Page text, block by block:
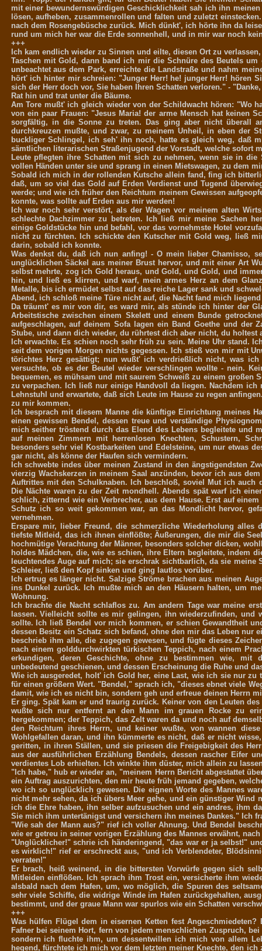
mit einer bewundernswürdigen Geschicklichkeit sah ich ihn
lösen, aufheben, zusammenrollen und falten und zuletzt
nach dem Rosengebüsche zurück. Mich dünkt', ich hörte ihn da
rund um mich her war die Erde sonnenhell, und in mir war noch
+++
Ich kam endlich wieder zu Sinnen und eilte, diesen Ort zu
Taschen mit Gold, dann band ich mir die Schnüre des Beutels
unbeachtet aus dem Park, erreichte die Landstraße und nahm
hört' ich hinter mir schreien: "Junger Herr! he! junger Herr! hören
sich der Herr doch vor, Sie haben Ihren Schatten verloren." -
Rat hin und trat unter die Bäume.
Am Tore mußt' ich gleich wieder von der Schildwacht hören: "Wo
von ein paar Frauen: "Jesus Maria! der arme Mensch hat keinen
sorgfältig, in die Sonne zu treten. Das ging aber nicht überall
durchkreuzen mußte, und zwar, zu meinem Unheil, in eben der
buckliger Schlingel, ich seh' ihn noch, hatte es gleich weg, daß
sämtlichen literarischen Straßenjugend der Vorstadt, welche sofort
Leute pflegten ihre Schatten mit sich zu nehmen, wenn sie in
vollen Händen unter sie und sprang in einen Mietswagen, zu dem
Sobald ich mich in der rollenden Kutsche allein fand, fing ich
daß, um so viel das Gold auf Erden Verdienst und Tugend
werde; und wie ich früher den Reichtum meinem Gewissen
konnte, was sollte auf Erden aus mir werden!
Ich war noch sehr verstört, als der Wagen vor meinem alten
schlechte Dachzimmer zu betreten. Ich ließ mir meine Sachen
einige Goldstücke hin und befahl, vor das vornehmste Hotel
nicht zu fürchten. Ich schickte den Kutscher mit Gold weg, ließ
darin, sobald ich konnte.
Was denkst du, daß ich nun anfing! - O mein lieber Chamisso,
unglücklichen Säckel aus meiner Brust hervor, und mit einer Art
selbst mehrte, zog ich Gold heraus, und Gold, und Gold, und
hin, und ließ es klirren, und warf, mein armes Herz an dem
Metalle, bis ich ermüdet selbst auf das reiche Lager sank und
Abend, ich schloß meine Türe nicht auf, die Nacht fand mich
Da träumt' es mir von dir, es ward mir, als stünde ich hinter der
Arbeitstische zwischen einem Skelett und einem Bunde
aufgeschlagen, auf deinem Sofa lagen ein Band Goethe und
Stube, und dann dich wieder, du rührtest dich aber nicht, du holtest
Ich erwachte. Es schien noch sehr früh zu sein. Meine Uhr stand.
seit dem vorigen Morgen nichts gegessen. Ich stieß von mir mit
törichtes Herz gesättigt; nun wußt' ich verdrießlich nicht, was
versuchte, ob es der Beutel wieder verschlingen wollte - nein.
bequemen, es mühsam und mit saurem Schweiß zu einem
zu verpachen. Ich ließ nur einige Handvoll da liegen. Nachdem
Lehnstuhl und erwartete, daß sich Leute im Hause zu regen
zu mir kommen.
Ich besprach mit diesem Manne die künftige Einrichtung meines
einen gewissen Bendel, dessen treue und verständige
mich seither tröstend durch das Elend des Lebens begleitete und
auf meinen Zimmern mit herrenlosen Knechten, Schustern,
besonders sehr viel Kostbarkeiten und Edelsteine, um nur etwas
gar nicht, als könne der Haufen sich vermindern.
Ich schwebte indes über meinen Zustand in den ängstigendsten
vierzig Wachskerzen in meinem Saal anzünden, bevor ich aus
Auftrittes mit den Schulknaben. Ich beschloß, soviel Mut ich
Die Nächte waren zu der Zeit mondhell. Abends spät warf ich
schlich, zitternd wie ein Verbrecher, aus dem Hause. Erst auf
Schutz ich so weit gekommen war, an das Mondlicht hervor,
vernehmen.
Erspare mir, lieber Freund, die schmerzliche Wiederholung
tiefste Mitleid, das ich ihnen einflößte; Äußerungen, die mir die
hochmütige Verachtung der Männer, besonders solcher dicken,
holdes Mädchen, die, wie es schien, ihre Eltern begleitete, indem
leuchtendes Auge auf mich; sie erschrak sichtbarlich, da sie
Schleier, ließ den Kopf sinken und ging lautlos vorüber.
Ich ertrug es länger nicht. Salzige Ströme brachen aus meinen
ins Dunkel zurück. Ich mußte mich an den Häusern halten, um
Wohnung.
Ich brachte die Nacht schlaflos zu. Am andern Tage war meine
lassen. Vielleicht sollte es mir gelingen, ihn wiederzufinden,
sollte. Ich ließ Bendel vor mich kommen, er schien Gewandtheit
dessen Besitz ein Schatz sich befand, ohne den mir das Leben nur
beschrieb ihm alle, die zugegen gewesen, und fügte dieses
nach einem golddurchwirkten türkischen Teppich, nach einem
erkundigen, deren Geschichte, ohne zu bestimmen wie, mit
unbedeutend geschienen, und dessen Erscheinung die Ruhe und
Wie ich ausgeredet, holt' ich Gold her, eine Last, wie ich sie nur
für einen größern Wert. "Bendel," sprach ich, "dieses ebnet viele
damit, wie ich es nicht bin, sondern geh und erfreue deinen Herrn
Er ging. Spät kam er und traurig zurück. Keiner von den Leuten
wußte sich nur entfernt an den Mann im grauen Rocke zu
hergekommen; der Teppich, das Zelt waren da und noch auf
den Reichtum ihres Herrn, und keiner wußte, von wannen
Wohlgefallen daran, und ihn kümmerte es nicht, daß er nicht
geritten, in ihren Ställen, und sie priesen die Freigebigkeit des
aus der ausführlichen Erzählung Bendels, dessen rascher Eifer
verdientes Lob erhielten. Ich winkte ihm düster, mich allein zu
"Ich habe," hub er wieder an, "meinem Herrn Bericht abgestattet
ein Auftrag auszurichten, den mir heute früh jemand gegeben,
wo ich so unglücklich gewesen. Die eignen Worte des Mannes
nicht mehr sehen, da ich übers Meer gehe, und ein günstiger Wind
ich die Ehre haben, ihn selber aufzusuchen und ein andres, ihm
Sie mich ihm untertänigst und versichern ihn meines Dankes." Ich
"Wie sah der Mann aus?" rief ich voller Ahnung. Und Bendel
wie er getreu in seiner vorigen Erzählung des Mannes erwähnt,
"Unglücklicher!" schrie ich händeringend, "das war er ja selbst!"
es wirklich!" rief er erschreckt aus, "und ich Verblendeter,
verraten!"
Er brach, heiß weinend, in die bittersten Vorwürfe gegen sich
Mitleiden einflößen. Ich sprach ihm Trost ein, versicherte ihm
alsbald nach dem Hafen, um, wo möglich, die Spuren des
sehr viele Schiffe, die widrige Winde im Hafen zurückgehalten,
bestimmt, und der graue Mann war spurlos wie ein Schatten
+++
Was hülfen Flügel dem in eisernen Ketten fest
Fafner bei seinem Hort, fern von jedem menschlichen Zuspruch,
sondern ich fluchte ihm, um dessentwillen ich mich von allem
hegend, fürchtete ich mich vor dem letzten meiner Knechte, den